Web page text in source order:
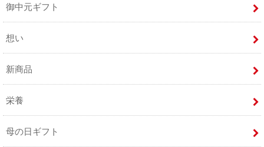
御中元ギフト
想い
新商品
栄養
母の日ギフト